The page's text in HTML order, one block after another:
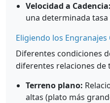
Velocidad a Cadencia:
una determinada tasa
Eligiendo los Engranajes
Diferentes condiciones
diferentes relaciones de
Terreno plano:
altas (plato más